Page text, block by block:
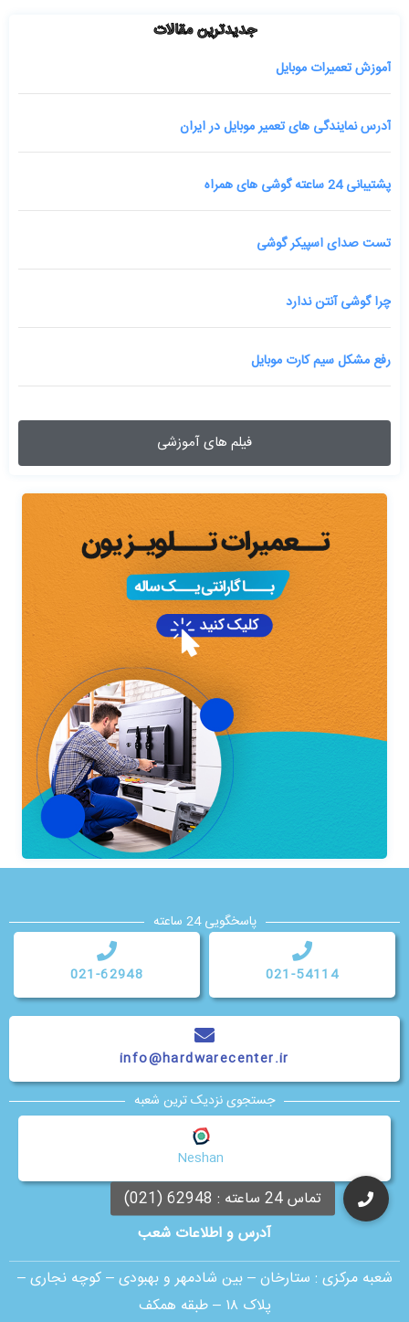
جدیدترین مقالات
آموزش تعمیرات موبایل
آدرس نمایندگی های تعمیر موبایل در ایران
پشتیبانی 24 ساعته گوشی های همراه
تست صدای اسپیکر گوشی
چرا گوشی آنتن ندارد
رفع مشکل سیم کارت موبایل
فیلم های آموزشی
آدرس و اطلاعات شعب
شعبه مرکزی : ستارخان – بین شادمهر و بهبودی – کوچه نجاری –
پلاک ۱۸ – طبقه همکف
پاسخگویی 24 ساعته
021-54114
021-62948
info@hardwarecenter.ir
جستجوی نزدیک ترین شعبه
Neshan